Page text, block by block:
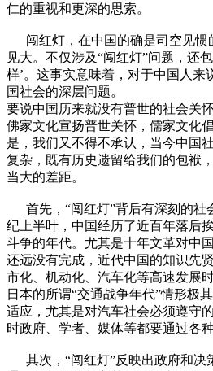
仁的重视和更深的思索。
闯红灯，在中国的确是司空见惯
见大。不仅涉及“闯红灯”问题，还
样’。这事实意味着，对于中国人
国社会的深层问题。
要说中国历来就没有普世的社会关
佛家文化宣扬普世关怀，儒家文化
是，我们又不得不承认，当今中国
复杂，既有历史遗留给我们的包袱
当大的差距。
首先，“闯红灯”背后有深刻的社
纪上半叶，中国经历了近百年落后
斗争的年代。尤其是十年文革对中
还远没有完成，近代中国的知识先
市化、机动化、汽车化等高速发展
日本的所谓“交通战争年代”情形极
适应，尤其是对汽车社会必须遵守
时政府、学者、媒体等都要通过各
其次，“闯红灯”反映出政府和决